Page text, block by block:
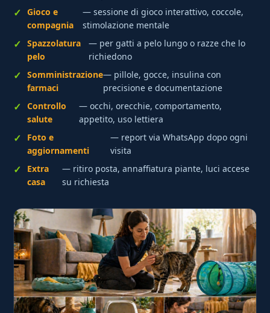
Gioco e
compagnia
— sessione di gioco interattivo, coccole,
stimolazione mentale
Spazzolatura
pelo
— per gatti a pelo lungo o razze che lo
richiedono
Somministrazione
farmaci
— pillole, gocce, insulina con
precisione e documentazione
Controllo
salute
— occhi, orecchie, comportamento,
appetito, uso lettiera
Foto e
aggiornamenti
— report via WhatsApp dopo ogni
visita
Extra
casa
— ritiro posta, annaffiatura piante, luci accese
su richiesta